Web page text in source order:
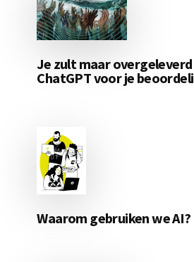
Je zult maar overgeleverd
ChatGPT voor je
Waarom gebruiken we AI?